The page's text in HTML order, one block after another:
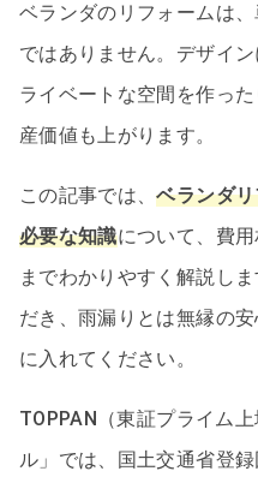
ベランダのリフォームは
ではありません。デザイ
ライベートな空間を作っ
産価値も上がります。
この記事では、ベランダ
必要な知識について、費
までわかりやすく解説し
だき、雨漏りとは無縁の
に入れてください。
TOPPAN（東証プライム
ル」では、国土交通省登